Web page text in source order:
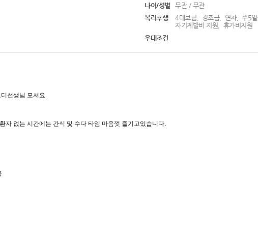
나이/성별
무관 / 무관
복리후생
4대보험, 경조금, 연차, 주5
자기계발비 지원, 휴가비지원
우대조건
선생님 모셔요.
자 없는 시간에는 간식 및 수다 타임 마음껏 즐기고있습니다.